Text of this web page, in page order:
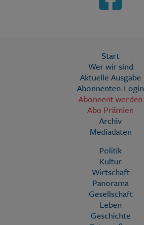
Start
Wer wir sind
Aktuelle Ausgabe
Abonnenten-Login
Abonnent werden
Abo Prämien
Archiv
Mediadaten
Politik
Kultur
Wirtschaft
Panorama
Gesellschaft
Leben
Geschichte